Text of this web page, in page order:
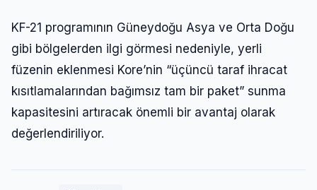
KF-21 programının Güneydoğu Asya ve Orta Doğu
gibi bölgelerden ilgi görmesi nedeniyle, yerli
füzenin eklenmesi Kore’nin “üçüncü taraf ihracat
kısıtlamalarından bağımsız tam bir paket” sunma
kapasitesini artıracak önemli bir avantaj olarak
değerlendiriliyor.
Beni Hatırla Şifremi Unuttum
Giriş Yap